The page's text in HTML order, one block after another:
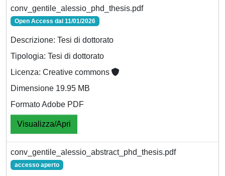
conv_gentile_alessio_phd_thesis.pdf
Open Access dal 11/01/2026
Descrizione: Tesi di dottorato
Tipologia: Tesi di dottorato
Licenza: Creative commons
Dimensione 19.95 MB
Formato Adobe PDF
Visualizza/Apri
conv_gentile_alessio_abstract_phd_thesis.pdf
accesso aperto